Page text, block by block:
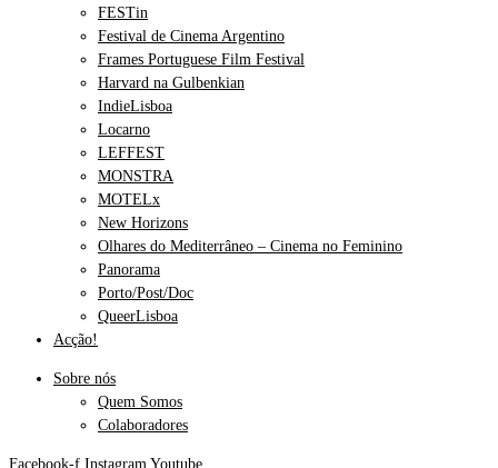
FESTin
Festival de Cinema Argentino
Frames Portuguese Film Festival
Harvard na Gulbenkian
IndieLisboa
Locarno
LEFFEST
MONSTRA
MOTELx
New Horizons
Olhares do Mediterrâneo – Cinema no Feminino
Panorama
Porto/Post/Doc
QueerLisboa
Acção!
Sobre nós
Quem Somos
Colaboradores
Facebook-f Instagram Youtube